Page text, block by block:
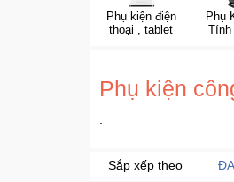
Phụ kiện điện
thoại , tablet
Phụ
Tính
Phụ kiện
Sắp xếp theo